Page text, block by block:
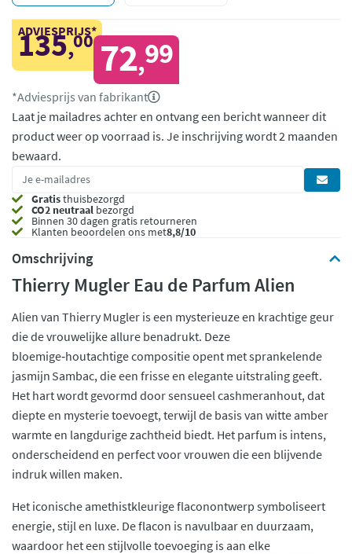
ADVIESPRIJS*
135,00 72,99
*Adviesprijs van fabrikant
Laat je mailadres achter en ontvang een bericht wanneer dit
product weer op voorraad is. Je inschrijving wordt 2 maanden
bewaard.
Gratisthuisbezorgd
CO2 neutraal bezorgd
Binnen 30 dagen gratis retourneren
Klanten beoordelen ons met8,8/10
Omschrijving
Thierry Mugler Eau de Parfum Alien
Alien van Thierry Mugler is een mysterieuze en krachtige geur
die de vrouwelijke allure benadrukt. Deze
bloemige‑houtachtige compositie opent met sprankelende
jasmijn Sambac, die een frisse en elegante uitstraling geeft.
Het hart wordt gevormd door sensueel cashmeranhout, dat
diepte en mysterie toevoegt, terwijl de basis van witte amber
warmte en langdurige zachtheid biedt. Het parfum is intens,
onderscheidend en perfect voor vrouwen die een blijvende
indruk willen maken.
Het iconische amethistkleurige flaconontwerp symboliseert
energie, stijl en luxe. De flacon is navulbaar en duurzaam,
waardoor het een stijlvolle toevoeging is aan elke